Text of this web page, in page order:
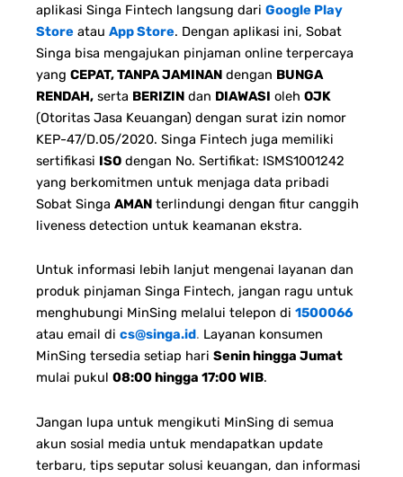
aplikasi Singa Fintech langsung dari Google Play
Store atau App Store. Dengan aplikasi ini, Sobat
Singa bisa mengajukan pinjaman online terpercaya
yang CEPAT, TANPA JAMINAN dengan BUNGA
RENDAH, serta BERIZIN dan DIAWASI oleh OJK
(Otoritas Jasa Keuangan) dengan surat izin nomor
KEP-47/D.05/2020. Singa Fintech juga memiliki
sertifikasi ISO dengan No. Sertifikat: ISMS1001242
yang berkomitmen untuk menjaga data pribadi
Sobat Singa AMAN terlindungi dengan fitur canggih
liveness detection untuk keamanan ekstra.
Untuk informasi lebih lanjut mengenai layanan dan
produk pinjaman Singa Fintech, jangan ragu untuk
menghubungi MinSing melalui telepon di 1500066
atau email di cs@singa.id. Layanan konsumen
MinSing tersedia setiap hari Senin hingga Jumat
mulai pukul 08:00 hingga 17:00 WIB.
Jangan lupa untuk mengikuti MinSing di semua
akun sosial media untuk mendapatkan update
terbaru, tips seputar solusi keuangan, dan informasi